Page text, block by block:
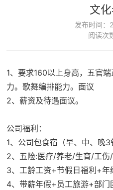
文
发布时间
阅读次
1、要求160以上身高，五官
力。歌舞编排能力。面议
2、薪资及待遇面议。
公司福利：
1、公司包食宿（早、中、晚3
2、五险:医疗/养老/生育/工伤/
3、工龄工资+节假日福利+年
4、带薪年假+员工旅游+部